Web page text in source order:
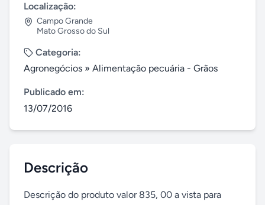
Localização:
Campo Grande
Mato Grosso do Sul
Categoria:
Agronegócios » Alimentação pecuária - Grãos
Publicado em:
13/07/2016
Descrição
Descrição do produto valor 835, 00 a vista para